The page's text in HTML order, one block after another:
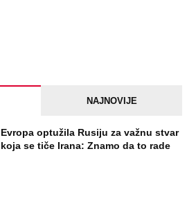
NAJNOVIJE
Evropa optužila Rusiju za važnu stvar
koja se tiče Irana: Znamo da to rade